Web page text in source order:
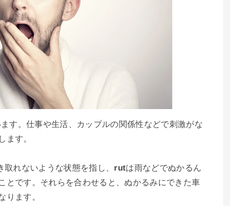
す。仕事や生活、カップルの関係性などで刺激がな
ます。
れないような状態を指し、 rutは雨などでぬかるん
とです。それらを合わせると、ぬかるみにできた車
ります。